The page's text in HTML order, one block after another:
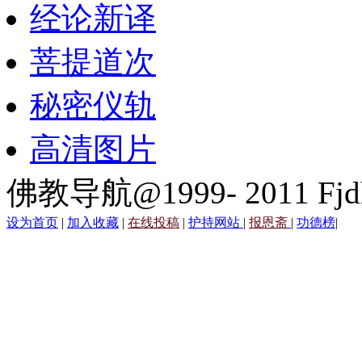
经论新译
菩提道次
秘密仪轨
高清图片
佛教导航@1999- 2011
设为首页 | 加入收藏 | 在线投稿 | 护持网站 | 报恩斋 | 功德榜|